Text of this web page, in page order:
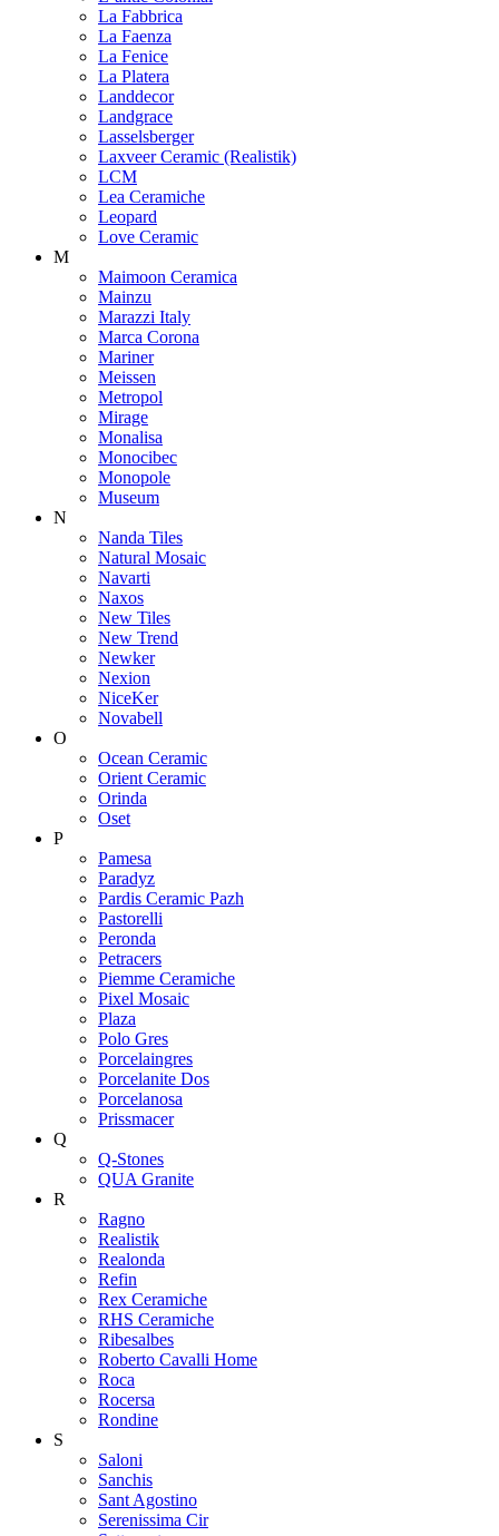
La Fabbrica
La Faenza
La Fenice
La Platera
Landdecor
Landgrace
Lasselsberger
Laxveer Ceramic (Realistik)
LCM
Lea Ceramiche
Leopard
Love Ceramic
M
Maimoon Ceramica
Mainzu
Marazzi Italy
Marca Corona
Mariner
Meissen
Metropol
Mirage
Monalisa
Monocibec
Monopole
Museum
N
Nanda Tiles
Natural Mosaic
Navarti
Naxos
New Tiles
New Trend
Newker
Nexion
NiceKer
Novabell
O
Ocean Ceramic
Orient Ceramic
Orinda
Oset
P
Pamesa
Paradyz
Pardis Ceramic Pazh
Pastorelli
Peronda
Petracers
Piemme Ceramiche
Pixel Mosaic
Plaza
Polo Gres
Porcelaingres
Porcelanite Dos
Porcelanosa
Prissmacer
Q
Q-Stones
QUA Granite
R
Ragno
Realistik
Realonda
Refin
Rex Ceramiche
RHS Ceramiche
Ribesalbes
Roberto Cavalli Home
Roca
Rocersa
Rondine
S
Saloni
Sanchis
Sant Agostino
Serenissima Cir